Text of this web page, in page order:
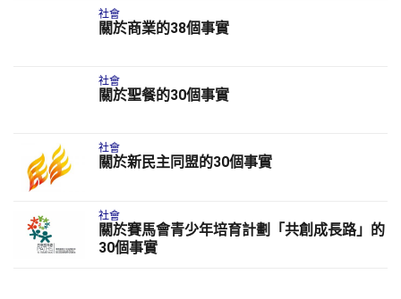
社會
關於商業的38個事實
社會
關於聖餐的30個事實
社會
關於新民主同盟的30個事實
社會
關於賽馬會青少年培育計劃「共創成長路」的
30個事實